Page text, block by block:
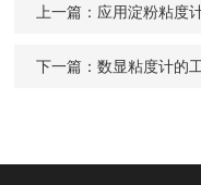
上一篇： 应用淀粉粘度计
下一篇：数显粘度计的